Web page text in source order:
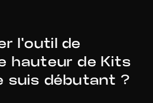
l'outil de
hauteur de Kits
suis débutant ?